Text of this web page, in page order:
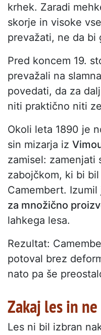
krhek. Zaradi
skorje in visoke
prevažati, ne da bi
Pred koncem 19.
prevažali na
povedati, da za
niti praktično niti
Okoli leta 1890 je
sin mizarja iz
zamisel: zamenjati
zabojčkom, ki bi
Camembert. Izumil
za množično
lahkega lesa.
Rezultat:
potoval brez
nato pa še
Zakaj les in
Les ni bil izbran